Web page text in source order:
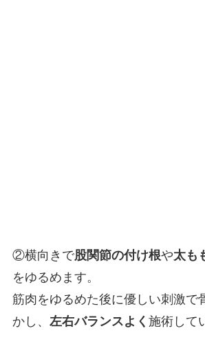
②横向きで股関節の付け根や太も
をゆるめます。
筋肉をゆるめた後に優しい刺激で
かし、 左右バランスよく 施術して